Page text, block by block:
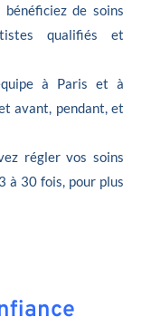
de soins
qualifiés et
à Paris et à
avant, pendant, et
régler vos soins
à 30 fois, pour plus